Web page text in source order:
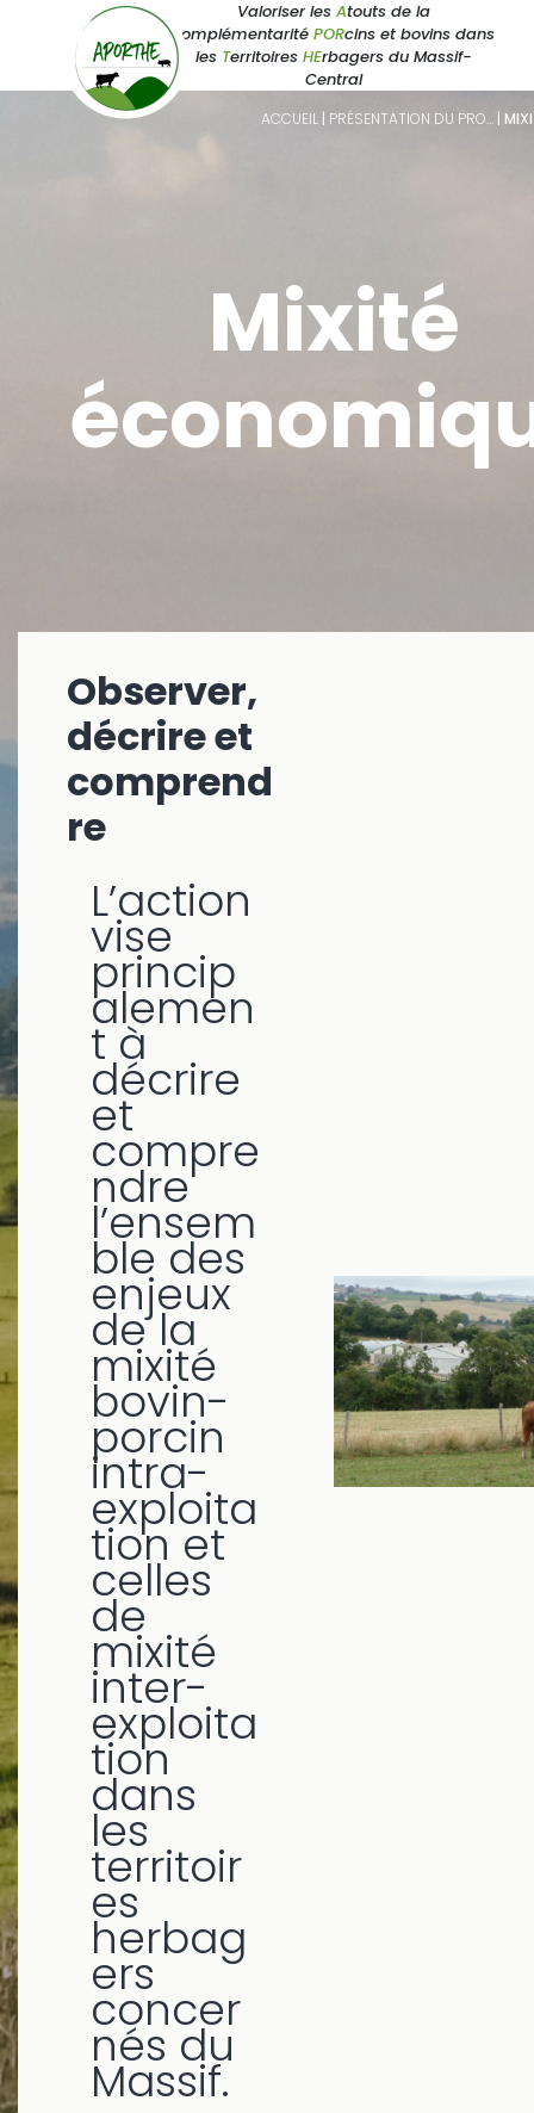
Valoriser les Atouts de la
complémentarité PORcins et bovins dans
les Territoires HErbagers du Massif-
Central
ACCUEIL | PRÉSENTATION DU PRO… |
Mixité
Observer,
décrire et
comprend
re
L’action
vise
princip
alemen
t à
décrire
et
compre
ndre
l’ensem
ble des
enjeux
de la
mixité
bovin-
porcin
intra-
exploita
tion et
celles
de
mixité
inter-
exploita
tion
dans
les
territoir
es
herbag
ers
concer
nés du
Massif.